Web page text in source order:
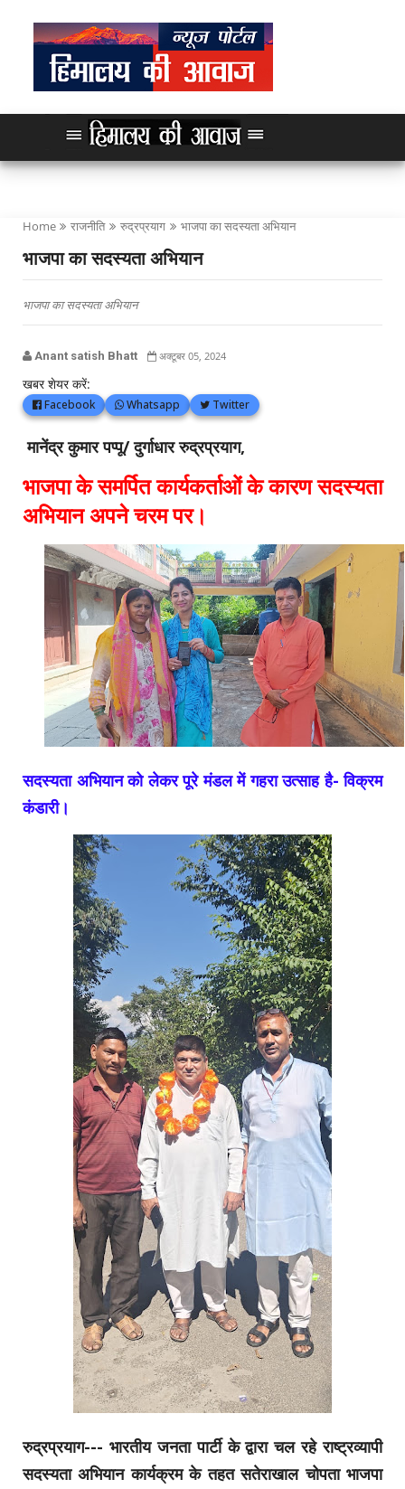
Home राजनीति रुद्रप्रयाग भाजपा का सदस्यता अभियान
भाजपा का सदस्यता अभियान
भाजपा का सदस्यता अभियान
Anant satish Bhatt अक्टूबर 05, 2024
खबर शेयर करें:
Facebook Whatsapp Twitter
मानेंद्र कुमार पप्पू/ दुर्गाधार रुद्रप्रयाग,
भाजपा के समर्पित कार्यकर्ताओं के कारण सदस्यता
अभियान अपने चरम पर।
सदस्यता अभियान को लेकर पूरे मंडल में गहरा उत्साह है- विक्रम
कंडारी।
रुद्रप्रयाग--- भारतीय जनता पार्टी के द्वारा चल रहे राष्ट्रव्यापी
सदस्यता अभियान कार्यक्रम के तहत सतेराखाल चोपता भाजपा